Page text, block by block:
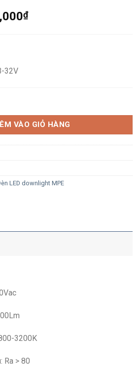
₫Giá
32V
MPE SRDLB-32V 32W ánh sáng
VÀO GIỎ HÀNG
LED downlight MPE
3200K
Ra > 80